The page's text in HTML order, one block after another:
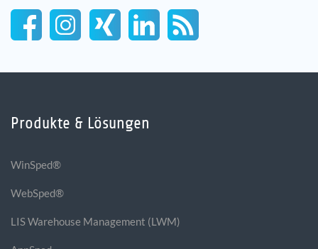
Produkte & Lösungen
WinSped®
WebSped®
LIS Warehouse Management (LWM)